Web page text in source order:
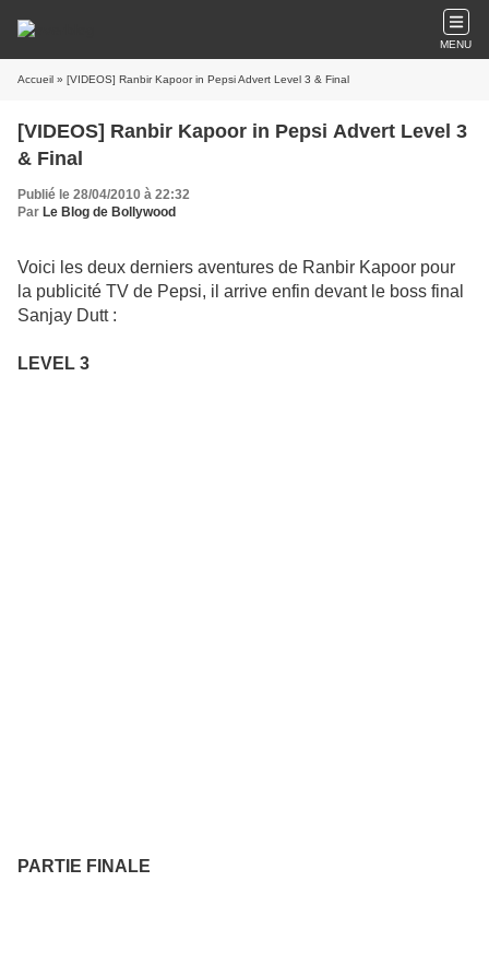
MENU
Accueil » [VIDEOS] Ranbir Kapoor in Pepsi Advert Level 3 & Final
[VIDEOS] Ranbir Kapoor in Pepsi Advert Level 3
& Final
Publié le 28/04/2010 à 22:32
Par Le Blog de Bollywood
Voici les deux derniers aventures de Ranbir Kapoor pour
la publicité TV de Pepsi, il arrive enfin devant le boss final
Sanjay Dutt :
LEVEL 3
PARTIE FINALE